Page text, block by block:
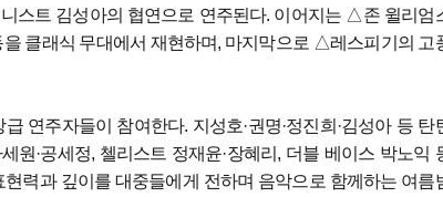
스트 김성아의 협연으로 연주된다. 이어지는 △존 윌리엄
클래식 무대에서 재현하며, 마지막으로 △레스피기의 고
연주자들이 참여한다. 지성호·권명·정진희·김성아 등 탄
원·공세정, 첼리스트 정재윤·장혜리, 더블 베이스 박노익
력과 깊이를 대중들에게 전하며 음악으로 함께하는 여름